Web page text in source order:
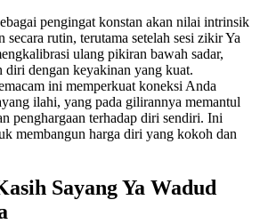
pengingat konstan akan nilai intrinsik
rutin, terutama setelah sesi zikir Ya
ulang pikiran bawah sadar,
diri dengan keyakinan yang kuat.
ini memperkuat koneksi Anda
ilahi, yang pada gilirannya memantul
penghargaan terhadap diri sendiri. Ini
membangun harga diri yang kokoh dan
Sayang Ya Wadud